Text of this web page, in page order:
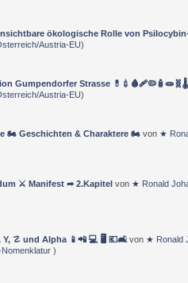
ökologische Rolle von
Austria-EU)
Gumpendorfer Strasse
Austria-EU)
🏍 Geschichten & Charaktere 🏍 von ★
⚔ Manifest ➦ 2.Kapitelvon ★ Ronald
Y, ☡ und Alpha 📱📲 💻 🖥️ 💶🛋️ von ★ Ronald
Nomenklatur)